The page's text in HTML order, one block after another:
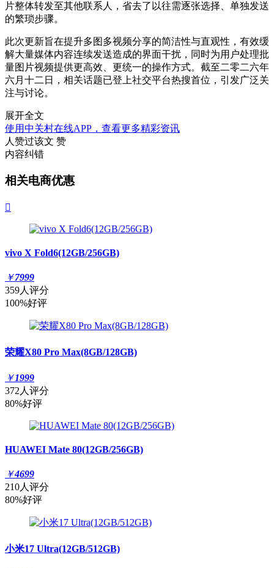
片整体转发至其他联系人，省去了以往需逐张选择、单独发送
的繁琐步骤。
此次更新旨在提升多图多视频分享的简洁性与直观性，有效缓
解大量媒体内容连续发送造成的界面干扰，同时为用户处理批
量图片视频提供更高效、更统一的操作方式。截至二零二六年
六月十二日，相关话题已登上社交平台热搜首位，引发广泛关
注与讨论。
展开全文
使用中关村在线APP，查看更多精彩资讯
人赞过该文 赞
内容纠错
相关电商优惠

vivo X Fold6(12GB/256GB)
￥7999
359人评分
100%好评
荣耀X80 Pro Max(8GB/128GB)
￥1999
372人评分
80%好评
HUAWEI Mate 80(12GB/256GB)
￥4699
210人评分
80%好评
小米17 Ultra(12GB/512GB)